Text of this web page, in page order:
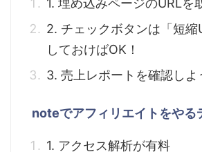
1. 埋め込みページのURLを
2. チェックボタンは「短縮
しておけばOK！
3. 売上レポートを確認しよ
noteでアフィリエイトをやる
1. アクセス解析が有料